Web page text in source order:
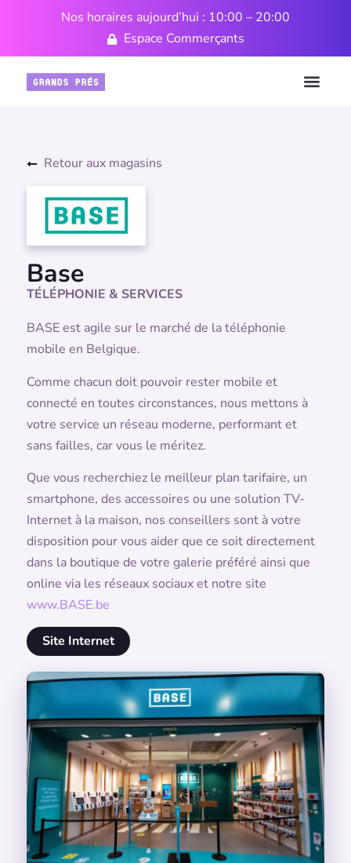
Nos horaires aujourd’hui : 10:00 – 20:00
Espace Commerçants
Retour aux magasins
Base
TÉLÉPHONIE & SERVICES
BASE est agile sur le marché de la téléphonie
mobile en Belgique.
Comme chacun doit pouvoir rester mobile et
connecté en toutes circonstances, nous mettons à
votre service un réseau moderne, performant et
sans failles, car vous le méritez.
Que vous recherchiez le meilleur plan tarifaire, un
smartphone, des accessoires ou une solution TV-
Internet à la maison, nos conseillers sont à votre
disposition pour vous aider que ce soit directement
dans la boutique de votre galerie préféré ainsi que
online via les réseaux sociaux et notre site
www.BASE.be
Site Internet